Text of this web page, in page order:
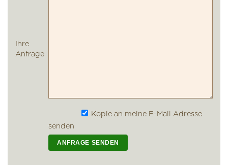
Ihre
Anfrage
Kopie an meine E-Mail Adresse
senden